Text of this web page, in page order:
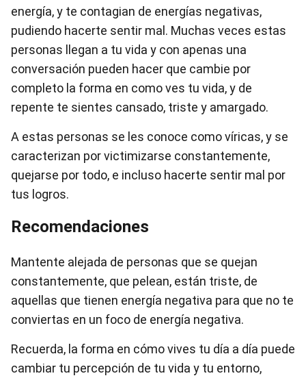
energía, y te contagian de energías negativas,
pudiendo hacerte sentir mal. Muchas veces estas
personas llegan a tu vida y con apenas una
conversación pueden hacer que cambie por
completo la forma en como ves tu vida, y de
repente te sientes cansado, triste y amargado.
A estas personas se les conoce como víricas, y se
caracterizan por victimizarse constantemente,
quejarse por todo, e incluso hacerte sentir mal por
tus logros.
Recomendaciones
Mantente alejada de personas que se quejan
constantemente, que pelean, están triste, de
aquellas que tienen energía negativa para que no te
conviertas en un foco de energía negativa.
Recuerda, la forma en cómo vives tu día a día puede
cambiar tu percepción de tu vida y tu entorno,